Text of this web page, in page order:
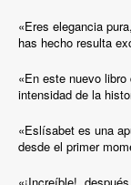
«Eres elegancia
has hecho resulta
«En este nuevo
intensidad de la
«Eslísabet es una
desde el primer
«¡Increíble!,